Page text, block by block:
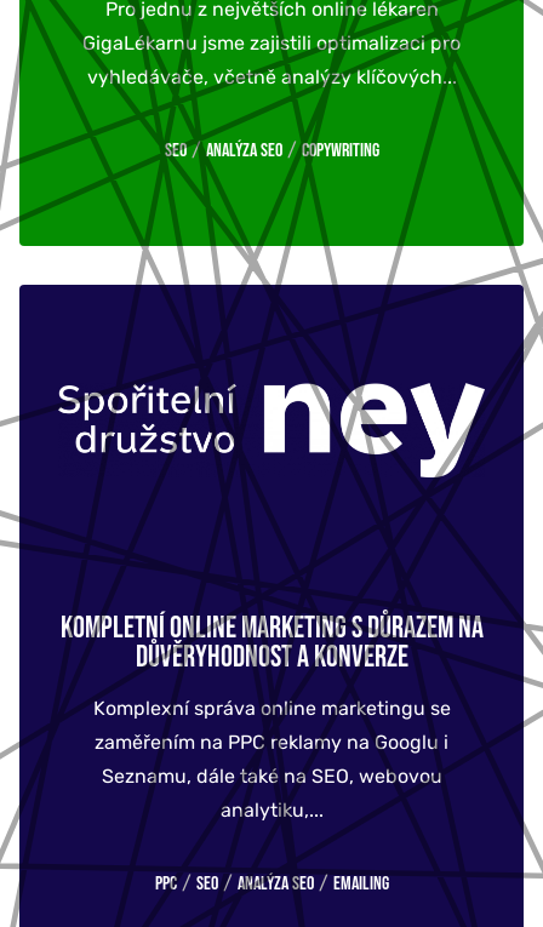
Pro jednu z největších online lékaren
GigaLékarnu jsme zajistili optimalizaci pro
vyhledávače, včetně analýzy klíčových...
SEO / Analýza SEO / Copywriting
KOMPLETNÍ ONLINE MARKETING S DŮRAZEM NA
DŮVĚRYHODNOST A KONVERZE
Komplexní správa online marketingu se
zaměřením na PPC reklamy na Googlu i
Seznamu, dále také na SEO, webovou
analytiku,...
PPC / SEO / Analýza SEO / Emailing